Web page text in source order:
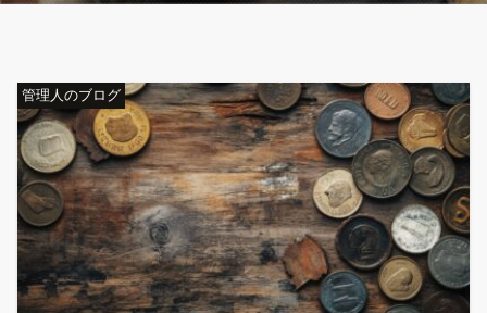
管理人のブログ